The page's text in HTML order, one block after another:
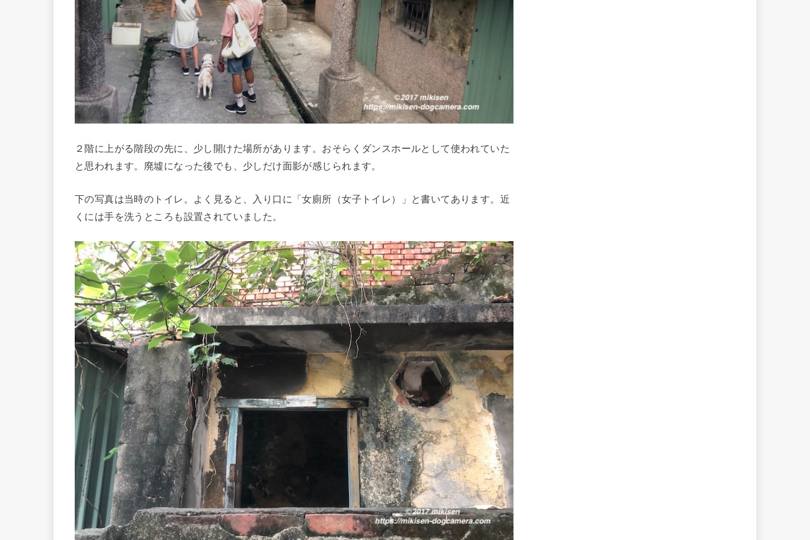
２階に上がる階段の先に、少し開けた場所があります。おそらくダンスホールとして使われていた
と思われます。廃墟になった後でも、少しだけ面影が感じられます。
下の写真は当時のトイレ。よく見ると、入り口に「女廁所（女子トイレ）」と書いてあります。近
くには手を洗うところも設置されていました。